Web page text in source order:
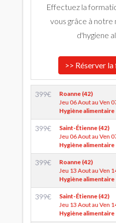
Effectuez la
vous grâce à notre
d'hygiene
>> Réserver
399€
Roanne (42)
Jeu 06 Aout au Ven
Hygiène alimentaire
399€
Saint-Étienne (42)
Jeu 06 Aout au Ven
Hygiène alimentaire
399€
Roanne (42)
Jeu 13 Aout au Ven
Hygiène alimentaire
399€
Saint-Étienne (42)
Jeu 13 Aout au Ven
Hygiène alimentaire